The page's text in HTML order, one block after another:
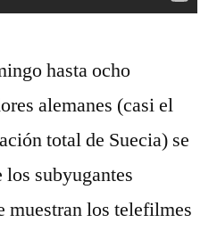
hasta ocho
alemanes (casi el
total de Suecia) se
los subyugantes
muestran los telefilmes